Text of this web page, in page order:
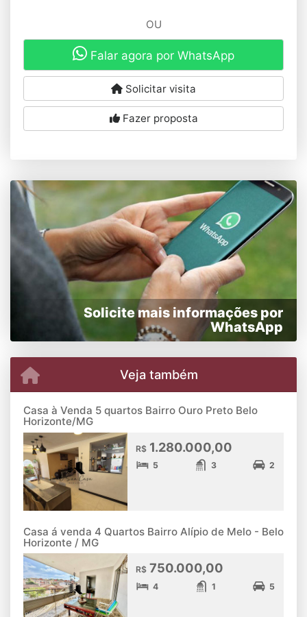
OU
Falar agora por WhatsApp
Solicitar visita
Fazer proposta
Solicite mais informações por
WhatsApp
Veja também
Casa à Venda 5 quartos Bairro Ouro Preto Belo
Horizonte/MG
R$ 1.280.000,00
5 3 2
Casa á venda 4 Quartos Bairro Alípio de Melo - Belo
Horizonte / MG
R$ 750.000,00
4 1 5